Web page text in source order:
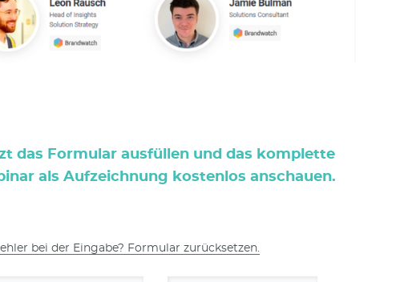
das Formular ausfüllen und das komplette
als Aufzeichnung kostenlos anschauen.
bei der Eingabe? Formular zurücksetzen.